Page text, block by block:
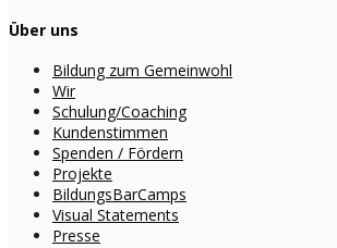
Über uns
Bildung zum Gemeinwohl
Wir
Schulung/Coaching
Kundenstimmen
Spenden / Fördern
Projekte
BildungsBarCamps
Visual Statements
Presse